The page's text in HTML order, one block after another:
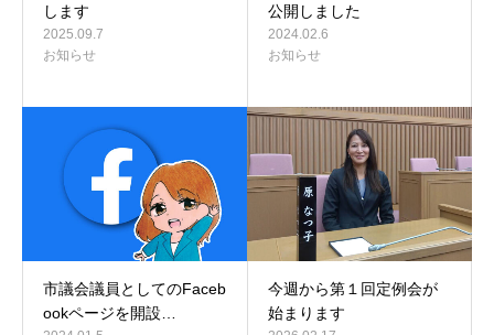
します
2025.09.7
お知らせ
公開しました
2024.02.6
お知らせ
市議会議員としてのFaceb
ookページを開設…
今週から第１回定例会が
始まります